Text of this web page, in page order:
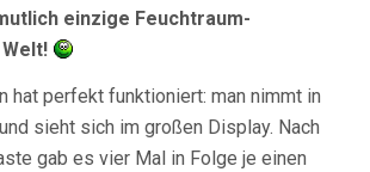
einzige Feuchtraum-
hat perfekt funktioniert: man nimmt in
sieht sich im großen Display. Nach
gab es vier Mal in Folge je einen